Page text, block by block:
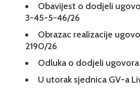
Obavijest o dodjeli
3-45-5-46/26
Obrazac realizacije
2190/26
Odluka o dodjeli
U utorak sjednica GV-a